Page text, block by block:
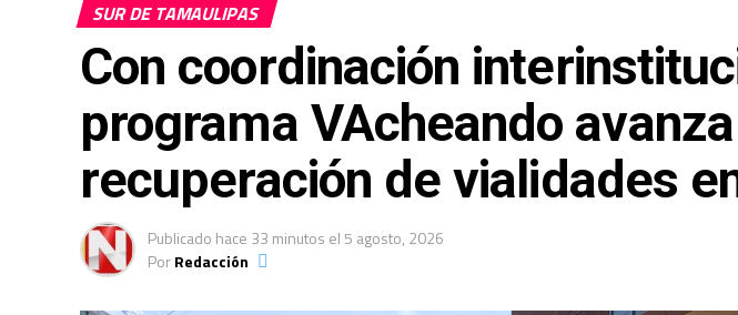
SUR DE TAMAULIPAS
Con coordinación
programa VAcheando
recuperación de vialidades
Publicado hace 33 minutos el5 agosto, 2026
PorRedacción